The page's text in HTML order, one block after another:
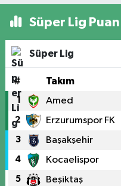
Süper Lig
Süper Lig
# Takım
1 Amed
2 Erzurumspor FK
3 Başakşehir
4 Kocaelispor
5 Beşiktaş